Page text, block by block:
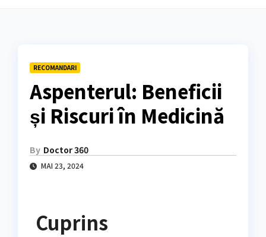
RECOMANDARI
Aspenterul: Beneficii
și Riscuri în Medicină
By Doctor 360
MAI 23, 2024
Cuprins